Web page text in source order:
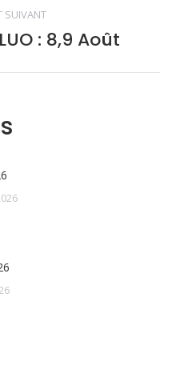
SUIVANT
Onglet : 8,9 Août